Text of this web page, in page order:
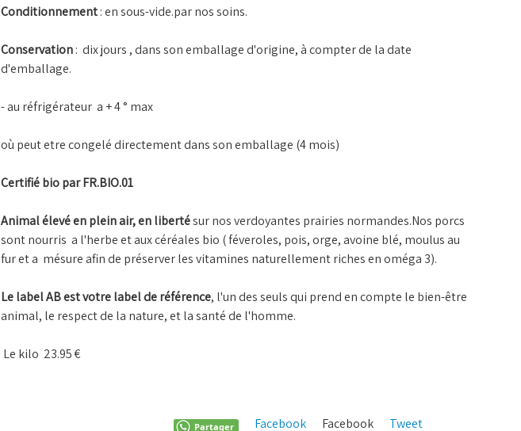
Conditionnement: en sous-vide.par nos soins.
Conservation: dix jours , dans son emballage d'origine, à compter de la date
d'emballage.
- au réfrigérateur a + 4 ° max
où peut etre congelé directement dans son emballage (4 mois)
Certifié bio par FR.BIO.01
Animal élevé en plein air, en libertésur nos verdoyantes prairies normandes.Nos porcs
sont nourris a l'herbe et aux céréales bio ( féveroles, pois, orge, avoine blé, moulus au
fur et a mésure afin de préserver les vitamines naturellement riches en oméga 3).
Le label AB est votre label de référence, l'un des seuls qui prend en compte le bien-être
animal, le respect de la nature, et la santé de l'homme.
Le kilo 23.95 €
Tweet
Facebook
Facebook
Partager